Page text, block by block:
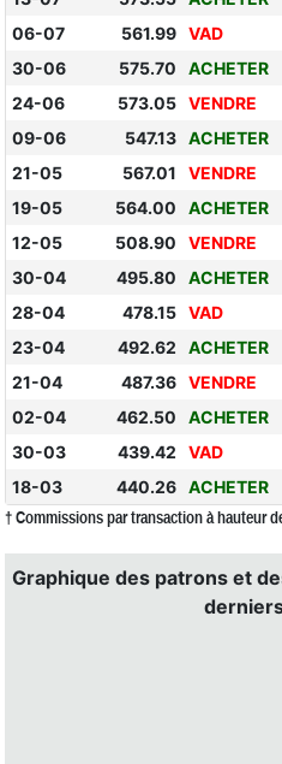
06-07
561.99 VAD
30-06
575.70 ACHETER
24-06
573.05 VENDRE
09-06
547.13 ACHETER
21-05
567.01 VENDRE
19-05
564.00 ACHETER
12-05
508.90 VENDRE
30-04
495.80 ACHETER
28-04
478.15 VAD
23-04
492.62 ACHETER
21-04
487.36 VENDRE
02-04
462.50 ACHETER
30-03
439.42 VAD
18-03
440.26 ACHETER
† Commissions par transaction à hauteur
Graphique des patrons et